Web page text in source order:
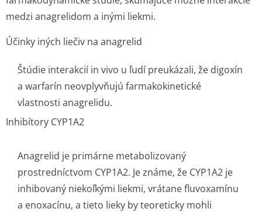
medzi anagrelidom a inými liekmi.
Účinky iných liečiv na anagrelid
Štúdie interakcií in vivo u ľudí preukázali, že digoxín
a warfarín neovplyvňujú farmakokinetické
vlastnosti anagrelidu.
Inhibítory CYP1A2
Anagrelid je primárne metabolizovaný
prostredníctvom CYP1A2. Je známe, že CYP1A2 je
inhibovaný niekoľkými liekmi, vrátane fluvoxamínu
a enoxacínu, a tieto lieky by teoreticky mohli